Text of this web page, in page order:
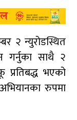
२ न्युरोडस्थित
गर्नुका साथै २
प्रतिबद्ध भएको
रुपमा